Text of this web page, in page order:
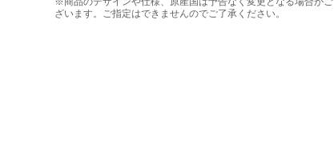
ざいます。ご指定はできませんのでご了承ください。